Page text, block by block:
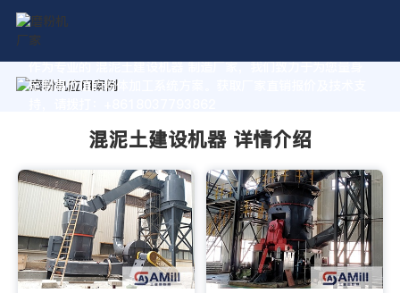
作为专业的 混泥土建设机器 制造厂家，我们致力于为您量身
定制高价值的粉体加工系统方案。获取厂家直销报价及技术支
混泥土建设机器 详情介绍